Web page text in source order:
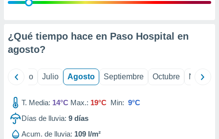
e
mediante
de
¿Qué tiempo hace en Paso Hospital en
agosto?
Junio Julio Agosto Septiembre Octubre
T. Media: 14°C Max.: 19°C Min: 9°C
Días de lluvia: 9 días
Acum. de lluvia: 109 l/m²